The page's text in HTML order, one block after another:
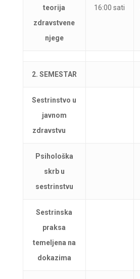
teorija
zdravstvene
njege
16:00 sati
2. SEMESTAR
Sestrinstvo u
javnom
zdravstvu
Psihološka
skrb u
sestrinstvu
Sestrinska
praksa
temeljena na
dokazima